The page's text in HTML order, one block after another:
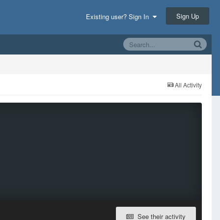
Existing user? Sign In Sign Up
All Activity
See their activity